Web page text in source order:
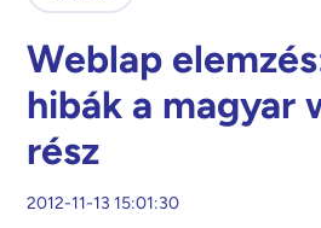
Weblap
hibák a magyar
rész
2012-11-13 15:01:30